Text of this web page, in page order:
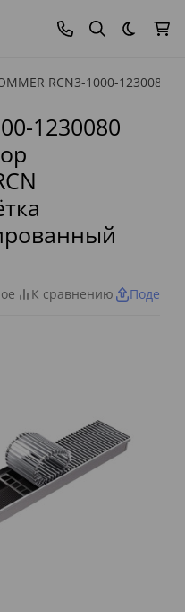
Темная
RCN3-1000-1230080
1230080
К сравнению